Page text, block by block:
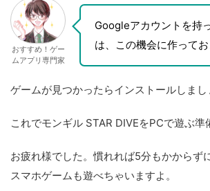
おすすめ！ゲー
ムアプリ専門家
Googleアカウントを持
は、この機会に作ってお
ゲームが見つかったらインストールしまし
これでモンギル STAR DIVEをPCで遊ぶ準
お疲れ様でした。慣れれば5分もかからず
スマホゲームも遊べちゃいますよ。